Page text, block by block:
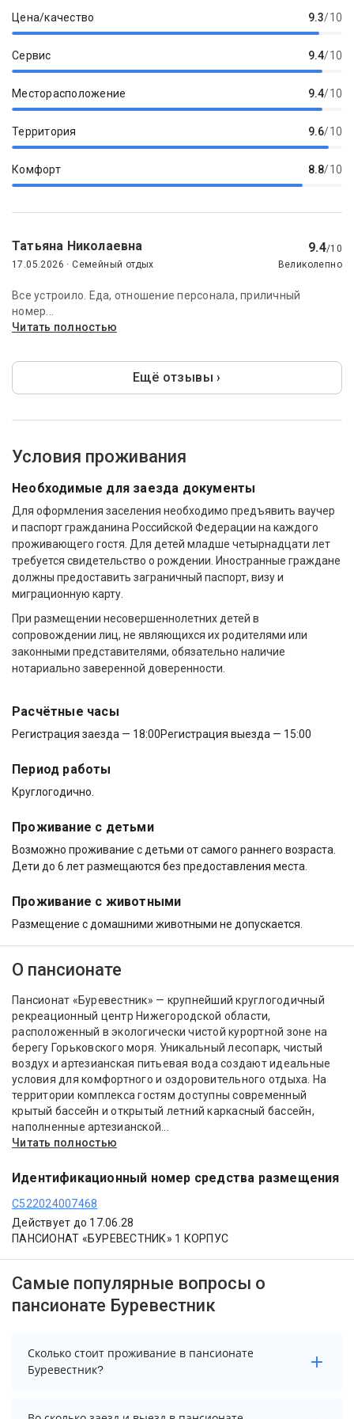
Цена/качество 9.3/10
Сервис 9.4/10
Месторасположение 9.4/10
Территория 9.6/10
Комфорт 8.8/10
Татьяна Николаевна 9.4/10
17.05.2026 · Семейный отдых
Великолепно
Все устроило. Еда, отношение персонала, приличный
номер...
Читать полностью
Ещё отзывы ›
Условия проживания
Необходимые для заезда документы
Для оформления заселения необходимо предъявить ваучер
и паспорт гражданина Российской Федерации на каждого
проживающего гостя. Для детей младше четырнадцати лет
требуется свидетельство о рождении. Иностранные граждане
должны предоставить заграничный паспорт, визу и
миграционную карту.
При размещении несовершеннолетних детей в
сопровождении лиц, не являющихся их родителями или
законными представителями, обязательно наличие
нотариально заверенной доверенности.
Расчётные часы
Регистрация заезда — 18:00Регистрация выезда — 15:00
Период работы
Круглогодично.
Проживание с детьми
Возможно проживание с детьми от самого раннего возраста.
Дети до 6 лет размещаются без предоставления места.
Проживание с животными
Размещение с домашними животными не допускается.
О пансионате
Пансионат «Буревестник» — крупнейший круглогодичный
рекреационный центр Нижегородской области,
расположенный в экологически чистой курортной зоне на
берегу Горьковского моря. Уникальный лесопарк, чистый
воздух и артезианская питьевая вода создают идеальные
условия для комфортного и оздоровительного отдыха. На
территории комплекса гостям доступны современный
крытый бассейн и открытый летний каркасный бассейн,
наполненные артезианской...
Читать полностью
Идентификационный номер средства размещения
С522024007468
Действует до 17.06.28
ПАНСИОНАТ «БУРЕВЕСТНИК» 1 КОРПУС
Самые популярные вопросы о
пансионате Буревестник
Сколько стоит проживание в пансионате
Буревестник?
Стоимость проживания в пансионате Буревестник